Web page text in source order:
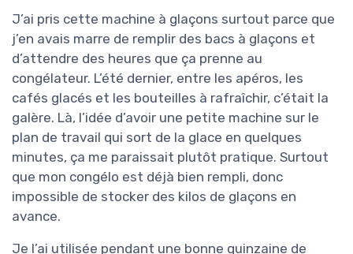
J’ai pris cette machine à glaçons surtout parce que
j’en avais marre de remplir des bacs à glaçons et
d’attendre des heures que ça prenne au
congélateur. L’été dernier, entre les apéros, les
cafés glacés et les bouteilles à rafraîchir, c’était la
galère. Là, l’idée d’avoir une petite machine sur le
plan de travail qui sort de la glace en quelques
minutes, ça me paraissait plutôt pratique. Surtout
que mon congélo est déjà bien rempli, donc
impossible de stocker des kilos de glaçons en
avance.
Je l’ai utilisée pendant une bonne quinzaine de